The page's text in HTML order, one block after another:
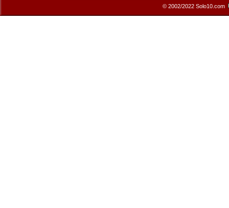
© 2002/2022 Solo10.com